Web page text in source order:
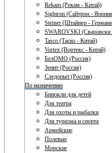
Rekam (Рекам - Китай)
Sightron (Сайтрон -
Steiner (Штайнер -
SWAROVSKI (Сваровски
Tasco (Таско - Китай)
Vortex (Вортекс - Китай)
БелОМО (Россия)
Зенит (Россия)
Следопыт (Россия)
По назначению
Бинокли для детей
Для театра
Для охоты и рыбалки
Для туризма и спорта
Армейские
Полевые
Морские